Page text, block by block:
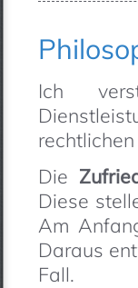
Ich
Die
Diese
Am
Daraus
Fall.